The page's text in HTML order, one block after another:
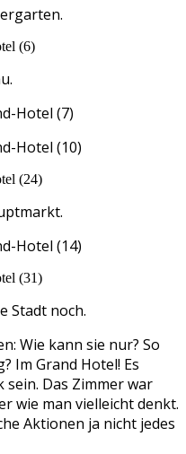
Stadt noch.
Wie kann sie nur? So
Im Grand Hotel! Es
sein. Das Zimmer war
wie man vielleicht denkt.
Aktionen ja nicht jedes